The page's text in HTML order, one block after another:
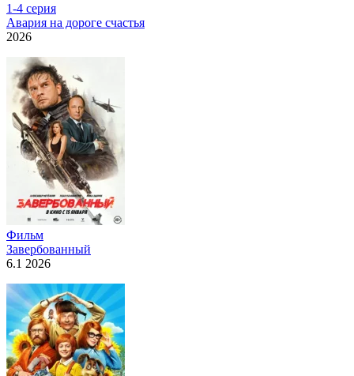
1-4 серия
Авария на дороге счастья
2026
Фильм
Завербованный
6.1 2026